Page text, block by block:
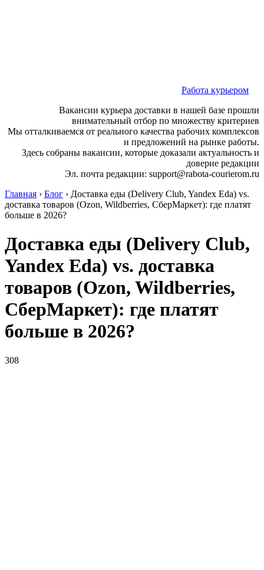
Работа курьером
Вакансии курьера доставки в нашей базе прошли
внимательный отбор по множеству критериев
Мы отталкиваемся от реального качества рабочих комплексов
и предложений на рынке работы.
Здесь собраны вакансии, которые доказали актуальность и
доверие редакции
Эл. почта редакции: support@rabota-courierom.ru
Главная › Блог › Доставка еды (Delivery Club, Yandex Eda) vs.
доставка товаров (Ozon, Wildberries, СберМаркет): где платят
больше в 2026?
Доставка еды (Delivery Club,
Yandex Eda) vs. доставка
товаров (Ozon, Wildberries,
СберМаркет): где платят
больше в 2026?
308